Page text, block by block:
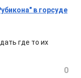
в горсуде
где то их
0